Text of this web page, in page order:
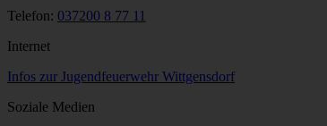
Telefon: 037200 8 77 11
Internet
Infos zur Jugendfeuerwehr Wittgensdorf
Soziale Medien